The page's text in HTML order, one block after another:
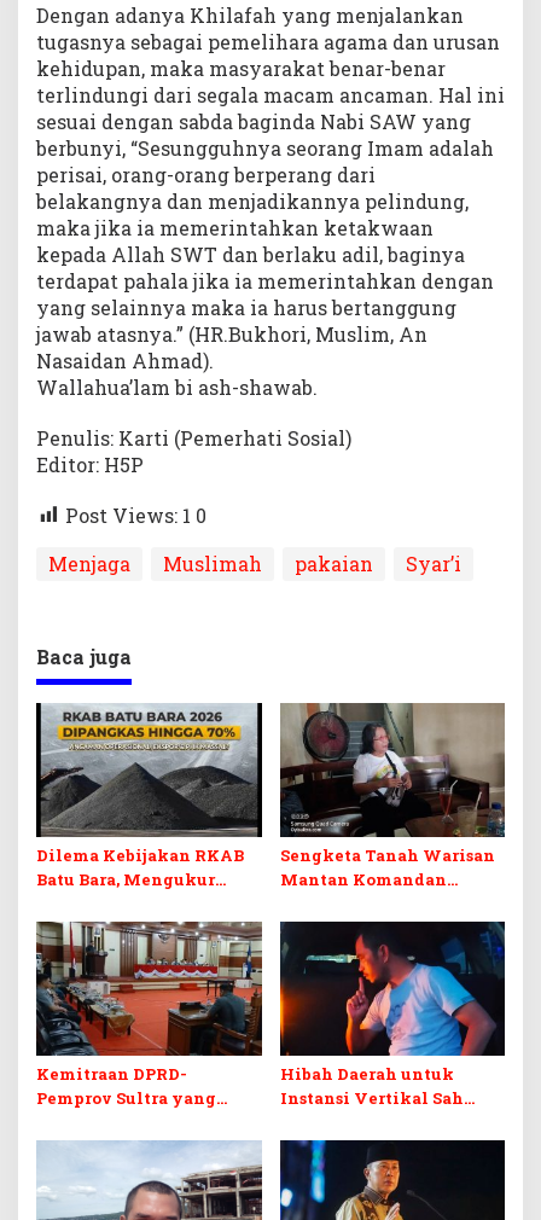
Dengan adanya Khilafah yang menjalankan
tugasnya sebagai pemelihara agama dan urusan
kehidupan, maka masyarakat benar-benar
terlindungi dari segala macam ancaman. Hal ini
sesuai dengan sabda baginda Nabi SAW yang
berbunyi, “Sesungguhnya seorang Imam adalah
perisai, orang-orang berperang dari
belakangnya dan menjadikannya pelindung,
maka jika ia memerintahkan ketakwaan
kepada Allah SWT dan berlaku adil, baginya
terdapat pahala jika ia memerintahkan dengan
yang selainnya maka ia harus bertanggung
jawab atasnya.” (HR.Bukhori, Muslim, An
Nasaidan Ahmad).
Wallahua’lam bi ash-shawab.
Penulis: Karti (Pemerhati Sosial)
Editor: H5P
Post Views: 1 0
Menjaga
Muslimah pakaian Syar’i
Baca juga
Dilema Kebijakan RKAB
Batu Bara, Mengukur
Penerimaan Negara dan
Kepastian Investasi
Sengketa Tanah Warisan
Mantan Komandan
Warisan Menjadi Arena
Pemerasan
Kemitraan DPRD-
Pemprov Sultra yang
Hibah Daerah untuk
Instansi Vertikal Sah
Terikat Syarat Ketat